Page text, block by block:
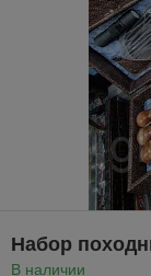
Набор
В наличии